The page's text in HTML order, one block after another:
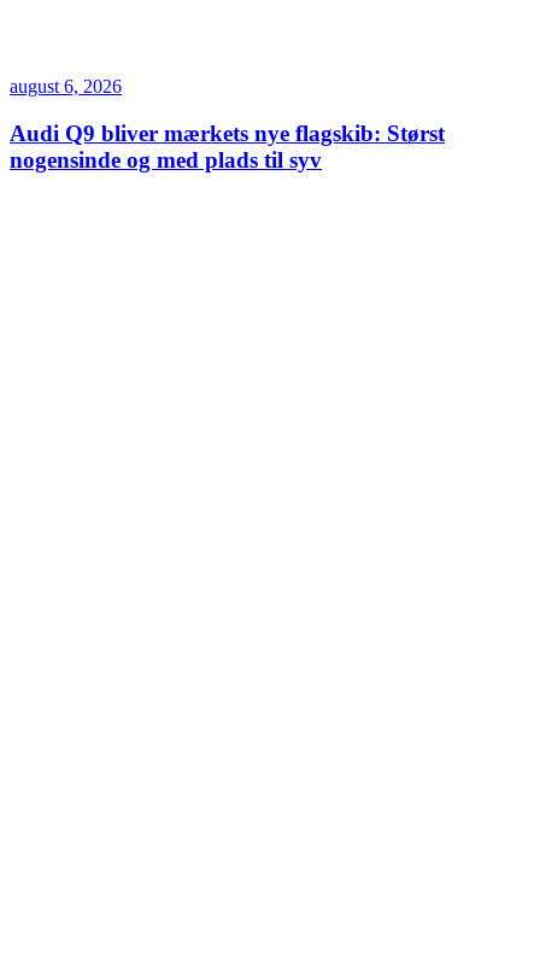
august 6, 2026
Audi Q9 bliver mærkets nye flagskib: Størst
nogensinde og med plads til syv